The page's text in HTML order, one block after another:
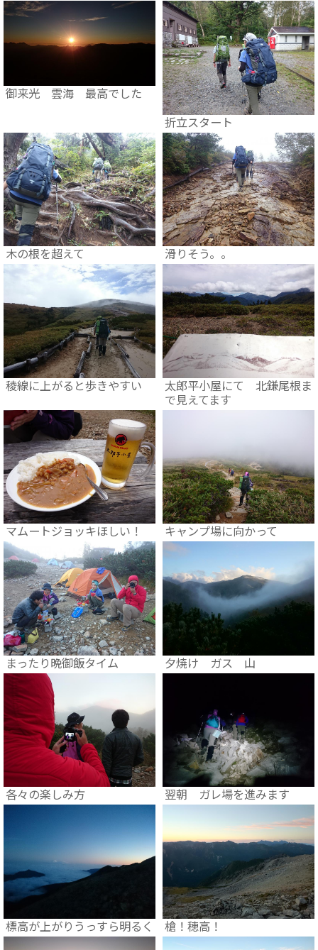
御来光 雲海 最高でした
折立スタート
木の根を超えて 滑りそう。。
稜線に上がると歩きやすい
太郎平小屋にて 北鎌尾根ま
で見えてます
マムートジョッキほしい！ キャンプ場に向かって
まったり晩御飯タイム 夕焼け ガス 山
各々の楽しみ方 翌朝 ガレ場を進みます
標高が上がりうっすら明るく 槍！穂高！